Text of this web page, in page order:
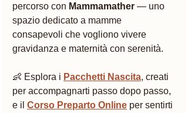
percorso con Mammamather — uno
spazio dedicato a mamme
consapevoli che vogliono vivere
gravidanza e maternità con serenità.
👶 Esplora i Pacchetti Nascita, creati
per accompagnarti passo dopo passo,
e il Corso Preparto Online per sentirti